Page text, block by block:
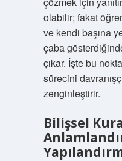
olabilir; fakat
ve kendi başına
çaba
çıkar. İşte bu
sürecini
zenginleştirir.
Bilişsel